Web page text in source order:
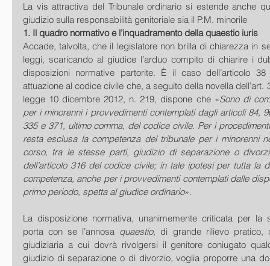
La vis attractiva del Tribunale ordinario si estende anche
giudizio sulla responsabilità genitoriale sia il P.M. minorile
1. Il quadro normativo e l’inquadramento della quaestio iuris
Accade, talvolta, che il legislatore non brilla di chiarezza in
leggi, scaricando al giudice l’arduo compito di chiarire i
disposizioni normative partorite. È il caso dell’articolo
attuazione al codice civile che, a seguito della novella
legge 10 dicembre 2012, n. 219, dispone che «Sono di
per i minorenni i provvedimenti contemplati dagli articoli 84,
335 e 371, ultimo comma, del codice civile. Per i
resta esclusa la competenza del tribunale per i minorenni
corso, tra le stesse parti, giudizio di separazione o
dell’articolo 316 del codice civile; in tale ipotesi per tutta la
competenza, anche per i provvedimenti contemplati dalle
primo periodo, spetta al giudice ordinario».
La disposizione normativa, unanimemente criticata per la
porta con se l’annosa quaestio, di grande rilievo pratico,
giudiziaria a cui dovrà rivolgersi il genitore coniugato
giudizio di separazione o di divorzio, voglia proporre una